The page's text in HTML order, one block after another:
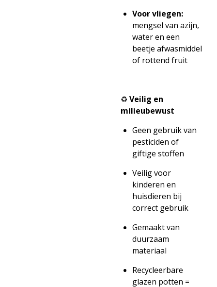
Voor vliegen:
mengsel van azijn,
water en een
beetje afwasmiddel
of rottend fruit
♻️ Veilig en
milieubewust
Geen gebruik van
pesticiden of
giftige stoffen
Veilig voor
kinderen en
huisdieren bij
correct gebruik
Gemaakt van
duurzaam
materiaal
Recycleerbare
glazen potten =